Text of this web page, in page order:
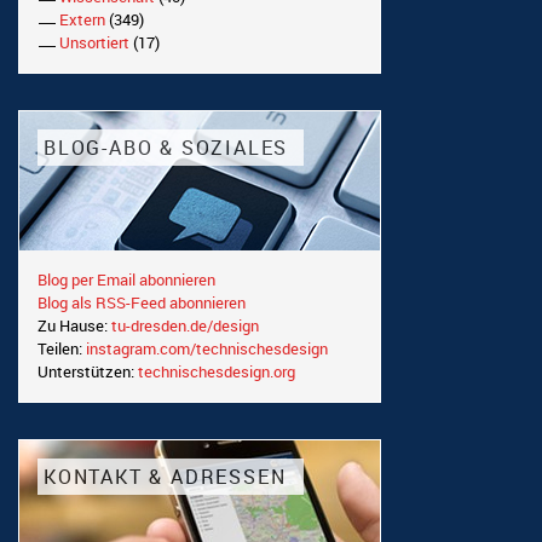
Extern(349)
Unsortiert (17)
BLOG-ABO & SOZIALES
Blog per Email abonnieren
Blog als RSS-Feed abonnieren
Zu Hause:tu-dresden.de/design
Teilen: instagram.com/technischesdesign
Unterstützen:technischesdesign.org
KONTAKT & ADRESSEN